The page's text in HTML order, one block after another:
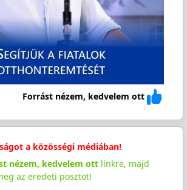
Forrást nézem, kedvelem ott
a közösségi médiában!
nézem, kedvelem ottlinkre, majd
az eredeti posztot!